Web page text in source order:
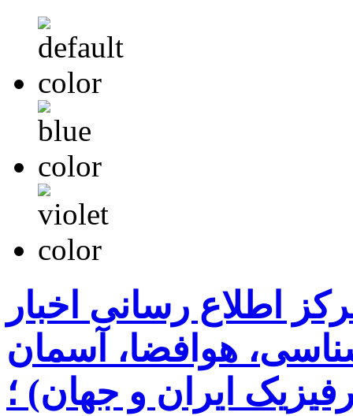
اطلاع رسانی اخبار
هوافضا، آسمان
ایران و جهان) ؛